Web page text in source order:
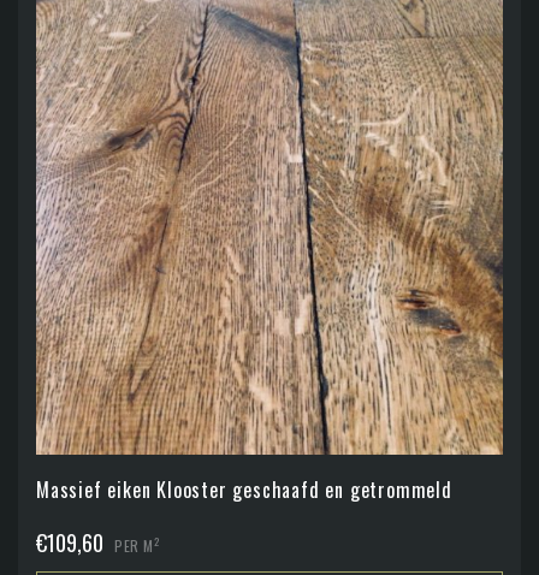
Massief eiken Klooster geschaafd en getrommeld
€109,60 PER M2